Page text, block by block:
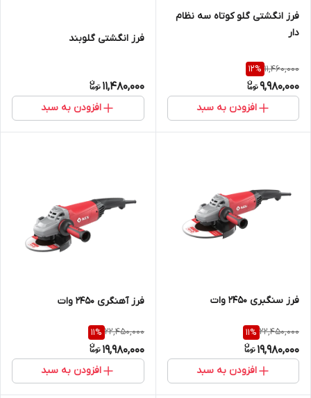
فرز انگشتی گلو کوتاه سه نظام
دار
11,460,000
12%
9,980,000
افزودن به سبد
فرز انگشتی گلوبند
11,480,000
افزودن به سبد
فرز سنگبری 2450 وات
22,450,000
11%
19,980,000
افزودن به سبد
فرز آهنگری 2450 وات
22,450,000
11%
19,980,000
افزودن به سبد